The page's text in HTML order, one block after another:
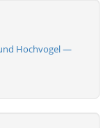
Hochvogel —